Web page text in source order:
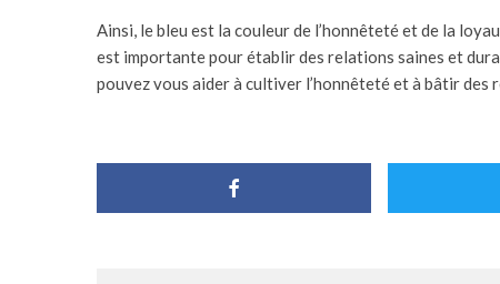
Ainsi, le bleu est la couleur de l’honnêteté et de la
est importante pour établir des relations saines et
pouvez vous aider à cultiver l’honnêteté et à bâtir des